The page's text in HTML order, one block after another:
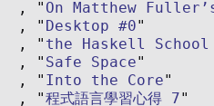
On Matthew
Desktop #0
the Haskell
Safe Space
Into the Core
程式語言學習心得 7